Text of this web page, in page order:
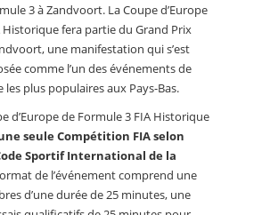
3 à Zandvoort. La Coupe d’Europe
Historique fera partie du Grand Prix
une manifestation qui s’est
comme l’un des événements de
plus populaires aux Pays-Bas.
d’Europe de Formule 3 FIA Historique
seule Compétition FIA selon
Sportif International de la
de l’événement comprend une
d’une durée de 25 minutes, une